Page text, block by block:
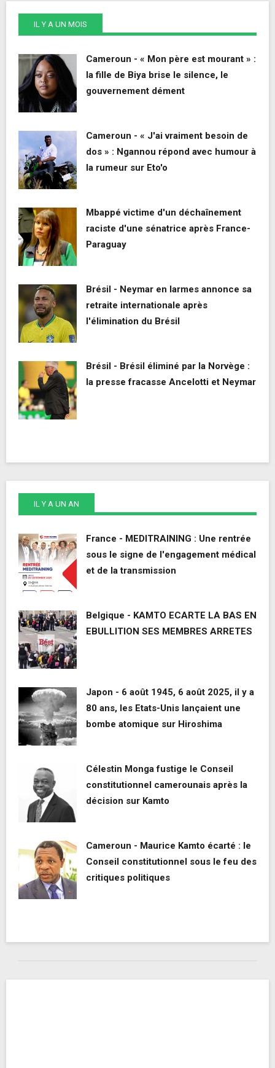
IL Y A UN MOIS
Cameroun - « Mon père est mourant » :
la fille de Biya brise le silence, le
gouvernement dément
Cameroun - « J'ai vraiment besoin de
dos » : Ngannou répond avec humour à
la rumeur sur Eto'o
Mbappé victime d'un déchaînement
raciste d'une sénatrice après France-
Paraguay
Brésil - Neymar en larmes annonce sa
retraite internationale après
l'élimination du Brésil
Brésil - Brésil éliminé par la Norvège :
la presse fracasse Ancelotti et Neymar
IL Y A UN AN
France - MEDITRAINING : Une rentrée
sous le signe de l'engagement médical
et de la transmission
Belgique - KAMTO ECARTE LA BAS EN
EBULLITION SES MEMBRES ARRETES
Japon - 6 août 1945, 6 août 2025, il y a
80 ans, les Etats-Unis lançaient une
bombe atomique sur Hiroshima
Célestin Monga fustige le Conseil
constitutionnel camerounais après la
décision sur Kamto
Cameroun - Maurice Kamto écarté : le
Conseil constitutionnel sous le feu des
critiques politiques